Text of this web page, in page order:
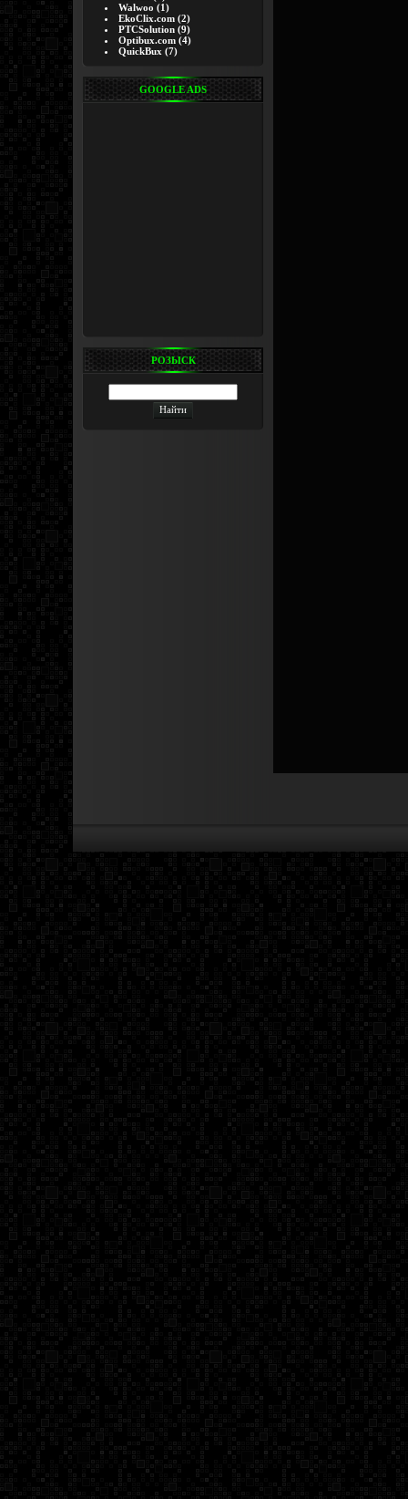
Walwoo (1)
EkoClix.com (2)
PTCSolution (9)
Optibux.com (4)
QuickBux (7)
GOOGLE ADS
РОЗЫСК